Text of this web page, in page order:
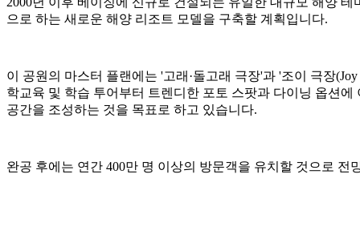
으로 하는 새로운 해양 리조트 모델을 구축할 계획입니다.
이 공원의 마스터 플랜에는 '고래·돌고래 극장'과 '조이 극장
학교육 및 학습 투어부터 트렌디한 포토 스팟과 다이닝 옵션
공간을 조성하는 것을 목표로 하고 있습니다.
완공 후에는 연간 400만 명 이상의 방문객을 유치할 것으로